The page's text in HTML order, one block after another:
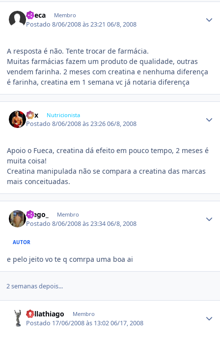
Fueca Membro
Postado8/06/2008 às 23:2106/8, 2008
A resposta é não. Tente trocar de farmácia.
Muitas farmácias fazem um produto de qualidade, outras
vendem farinha. 2 meses com creatina e nenhuma diferença
é farinha, creatina em 1 semana vc já notaria diferença
Fox Nutricionista
Postado8/06/2008 às 23:2606/8, 2008
Apoio o Fueca, creatina dá efeito em pouco tempo, 2 meses é
muita coisa!
Creatina manipulada não se compara a creatina das marcas
mais conceituadas.
Diego_ Membro
Postado8/06/2008 às 23:3406/8, 2008
AUTOR
e pelo jeito vo te q comrpa uma boa ai
2 semanas depois...
dallathiago Membro
Postado 17/06/2008 às 13:0206/17, 2008